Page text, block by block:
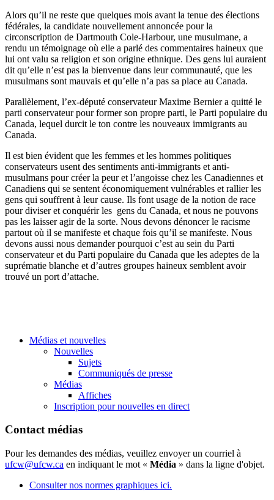
Alors qu’il ne reste que quelques mois avant la tenue des élections
fédérales, la candidate nouvellement annoncée pour la
circonscription de Dartmouth Cole-Harbour, une musulmane, a
rendu un témoignage où elle a parlé des commentaires haineux que
lui ont valu sa religion et son origine ethnique. Des gens lui auraient
dit qu’elle n’est pas la bienvenue dans leur communauté, que les
musulmans sont mauvais et qu’elle n’a pas sa place au Canada.
Parallèlement, l’ex-député conservateur Maxime Bernier a quitté le
parti conservateur pour former son propre parti, le Parti populaire du
Canada, lequel durcit le ton contre les nouveaux immigrants au
Canada.
Il est bien évident que les femmes et les hommes politiques
conservateurs usent des sentiments anti-immigrants et anti-
musulmans pour créer la peur et l’angoisse chez les Canadiennes et
Canadiens qui se sentent économiquement vulnérables et rallier les
gens qui souffrent à leur cause. Ils font usage de la notion de race
pour diviser et conquérir les gens du Canada, et nous ne pouvons
pas les laisser agir de la sorte. Nous devons dénoncer le racisme
partout où il se manifeste et chaque fois qu’il se manifeste. Nous
devons aussi nous demander pourquoi c’est au sein du Parti
conservateur et du Parti populaire du Canada que les adeptes de la
suprématie blanche et d’autres groupes haineux semblent avoir
trouvé un port d’attache.
Médias et nouvelles
Nouvelles
Sujets
Communiqués de presse
Médias
Affiches
Inscription pour nouvelles en direct
Contact médias
Pour les demandes des médias, veuillez envoyer un courriel à
ufcw@ufcw.ca en indiquant le mot « Média » dans la ligne d'objet.
Consulter nos normes graphiques ici.